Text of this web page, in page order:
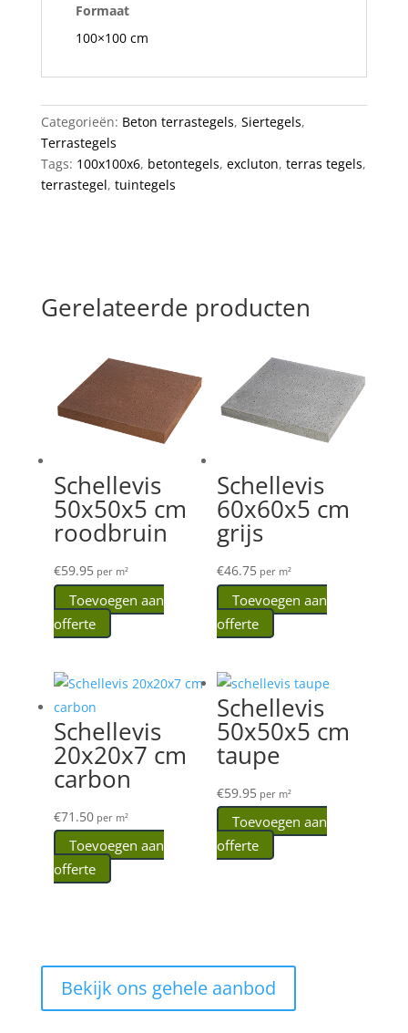
Formaat
100×100 cm
Categorieën: Beton terrastegels, Siertegels,
Terrastegels
Tags: 100x100x6, betontegels, excluton, terras tegels,
terrastegel, tuintegels
Gerelateerde producten
Schellevis
50x50x5 cm
roodbruin
€59.95per m²
Toevoegen aan
offerte
Schellevis
60x60x5 cm
grijs
€46.75per m²
Toevoegen aan
offerte
Schellevis
20x20x7 cm
carbon
€71.50per m²
Toevoegen aan
offerte
Schellevis
50x50x5 cm
taupe
€59.95per m²
Toevoegen aan
offerte
Bekijk ons gehele aanbod